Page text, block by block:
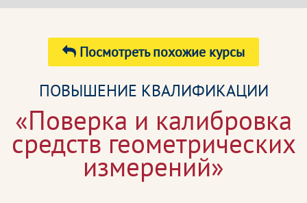
Посмотреть похожие курсы
ПОВЫШЕНИЕ КВАЛИФИКАЦИИ
«Поверка и калибровка
средств геометрических
измерений»